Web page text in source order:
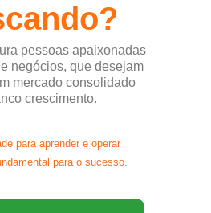
pessoas apaixonadas
negócios, que desejam
mercado consolidado
crescimento.
para aprender e operar
para o sucesso.